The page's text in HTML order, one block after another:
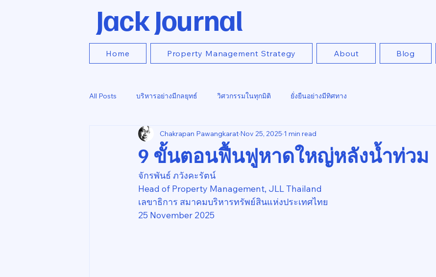
Jack Journal
Home Property Management Strategy About Blog
All Posts บริหารอย่างมีกลยุทธ์ วิศวกรรมในทุกมิติ ยั่งยืนอย่างมีทิศทาง
9 ขั้นตอนฟื้นฟูหาดใหญ่หลังน้ำท่วม
Chakrapan Pawangkarat Nov 25, 2025 1 min read
จักรพันธ์ ภวังคะรัตน์
Head of Property Management, JLL Thailand
เลขาธิการ สมาคมบริหารทรัพย์สินแห่งประเทศไทย
25 November 2025